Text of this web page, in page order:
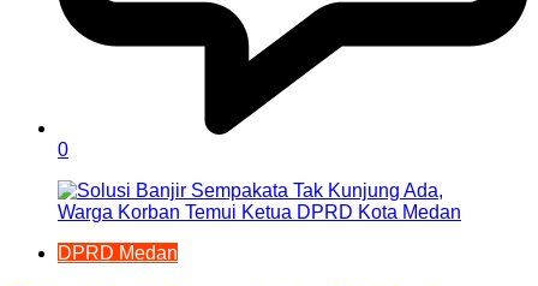
0
DPRD Medan